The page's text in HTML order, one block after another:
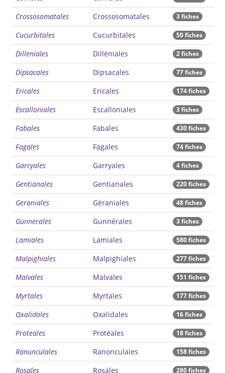
Crossosomatales Crossosomatales 3 fiches
Cucurbitales Cucurbitales 50 fiches
Dilleniales Dilléniales 2 fiches
Dipsacales Dipsacales 77 fiches
Ericales Ericales 174 fiches
Escalloniales Escalloniales 3 fiches
Fabales Fabales 430 fiches
Fagales Fagales 74 fiches
Garryales Garryales 4 fiches
Gentianales Gentianales 220 fiches
Geraniales Géraniales 48 fiches
Gunnerales Gunnérales 3 fiches
Lamiales Lamiales 580 fiches
Malpighiales Malpighiales 277 fiches
Malvales Malvales 151 fiches
Myrtales Myrtales 177 fiches
Oxalidales Oxalidales 16 fiches
Proteales Protéales 18 fiches
Ranunculales Ranonculales 158 fiches
Rosales Rosales 280 fiches